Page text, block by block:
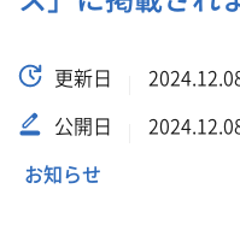
更新日
公開日
お知らせ